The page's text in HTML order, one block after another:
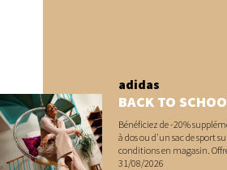
adidas
BACK TO
Bénéficiez de -20%
à dos ou d'un sac de sport
conditions en magasin.
31/08/2026